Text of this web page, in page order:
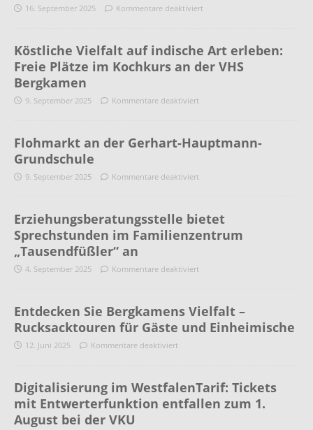
16. September 2025 Kommentare deaktiviert
Köstliche Vielfalt auf indische Art erleben:
Freie Plätze im Kochkurs an der VHS
Bergkamen
9. September 2025 Kommentare deaktiviert
Flohmarkt an der Gerhart-Hauptmann-
Grundschule
9. September 2025 Kommentare deaktiviert
Erziehungsberatungsstelle bietet
Sprechstunden im Familienzentrum
„Tausendfüßler“ an
4. September 2025 Kommentare deaktiviert
Entdecken Sie Bergkamens Vielfalt –
Rucksacktouren für Gäste und Einheimische
12. Juni 2025 Kommentare deaktiviert
Digitalisierung im WestfalenTarif: Tickets
mit Entwerterfunktion entfallen zum 1.
August bei der VKU